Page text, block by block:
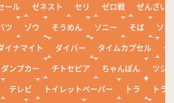
ール ゼネスト セリ ゼロ戦
ぜんざい
ツ ゾウ そうめん ソニー そば
ソ
イナマイト ダイバー タイムカプセル
タ
ダンプカー チトセピア ちゃんぽん
ツシ
テレビ トイレットペーパー トラ
トラ